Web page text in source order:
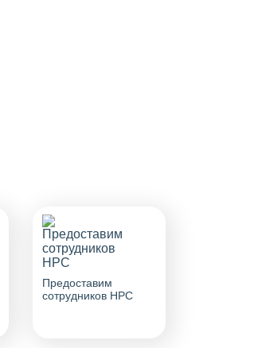
Предоставим
сотрудников НРС